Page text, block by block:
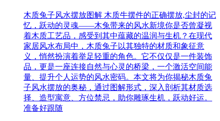
木质兔子风水摆放图解 木质牛摆件的正确摆放,尘封的记
忆，跃动的灵魂——木兔带来的风水新境你是否曾凝视
着木质工艺品，感受到其中蕴藏的温润与生机？在现代
家居风水布局中，木质兔子以其独特的材质和象征意
义，悄然扮演着举足轻重的角色。它不仅仅是一件装饰
品，更是一座连接自然与心灵的桥梁，一个激活空间能
量、提升个人运势的风水密码。本文将为你揭秘木质兔
子风水摆放的奥秘，通过图解形式，深入剖析其材质选
择、造型寓意、方位禁忌，助你雕琢生机，跃动好运。
准备好跟随